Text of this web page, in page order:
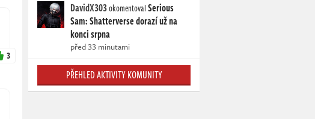
3
DavidX303okomentovalSerious
Sam: Shatterverse dorazí už na
konci srpna
před 33 minutami
PŘEHLED AKTIVITY KOMUNITY